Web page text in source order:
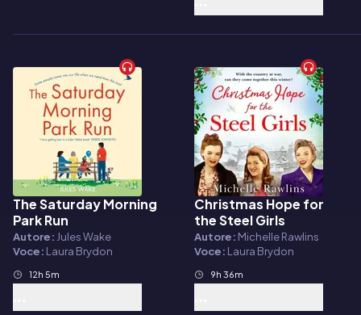
Audiolibro
The Saturday Morning
Park Run
Autore: Jules Wake
Voce: Laura Brydon
12h 5m
Audiolibro
Christmas Hope for
the Steel Girls
Autore: Michelle Rawlins
Voce: Laura Brydon
9h 36m